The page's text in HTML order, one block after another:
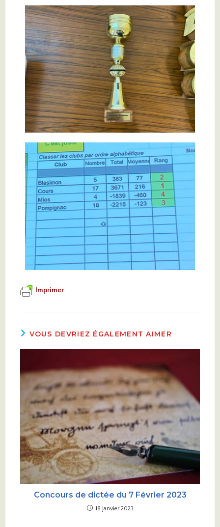
Imprimer
VOUS DEVRIEZ ÉGALEMENT AIMER
Concours de dictée du 7 Février 2023
18 janvier 2023